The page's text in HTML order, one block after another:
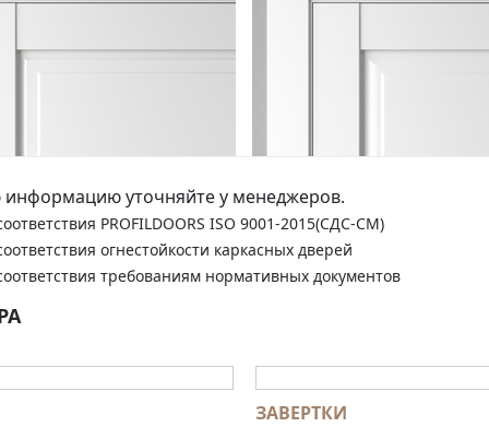
уточняйте у менеджеров.
PROFILDOORS ISO 9001-2015(СДС-СМ)
огнестойкости каркасных дверей
требованиям нормативных документов
ЗАВЕРТКИ